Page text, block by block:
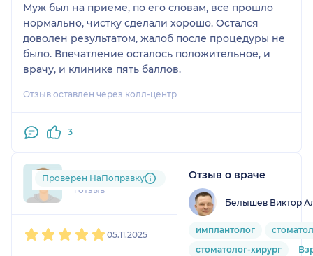
Муж был на приеме, по его словам, все прошло
нормально, чистку сделали хорошо. Остался
доволен результатом, жалоб после процедуры не
было. Впечатление осталось положительное, и
врачу, и клинике пять баллов.
Отзыв оставлен через колл-центр
3
+7xxxxxxxx82
1 отзыв
Проверен НаПоправку
05.11.2025
Отзыв о враче
Белышев Виктор
имплантолог
стоматолог-хирург